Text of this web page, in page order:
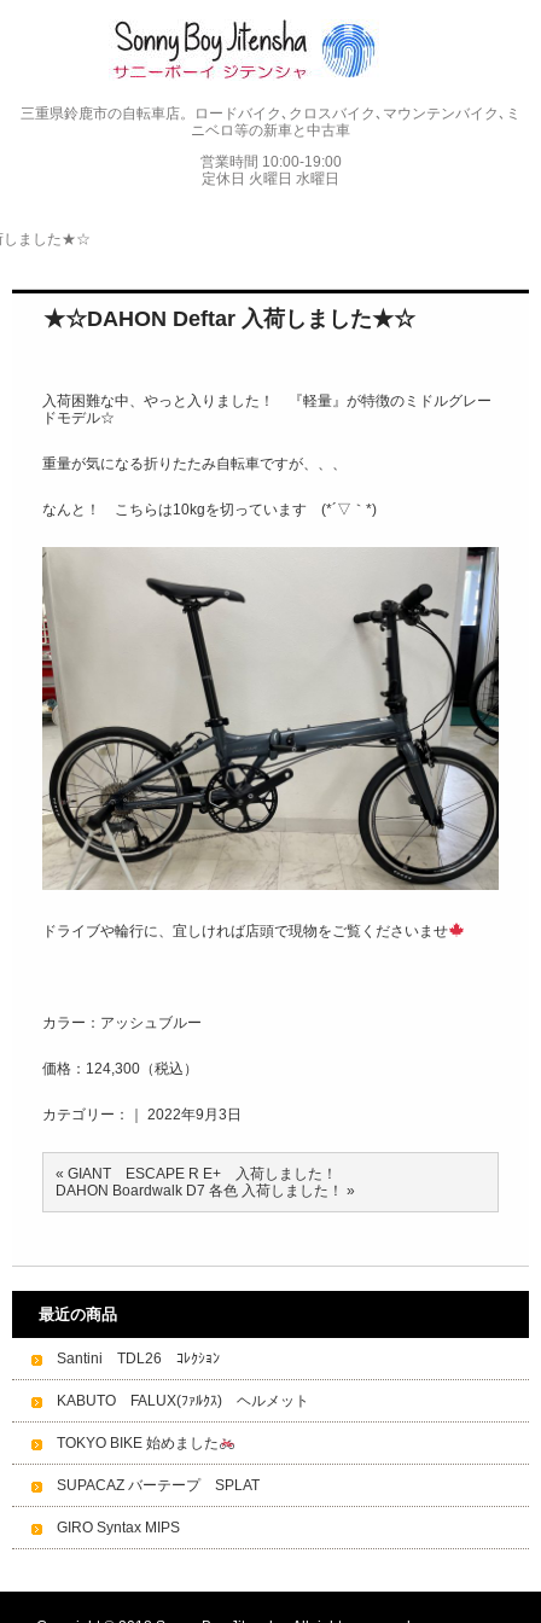
三重県鈴鹿市の自転車店。ロードバイク､クロスバイク､マウンテンバイク､ミ
ニベロ等の新車と中古車
営業時間 10:00-19:00
定休日 火曜日 水曜日
しました★☆
★☆DAHON Deftar 入荷しました★☆
入荷困難な中、やっと入りました！ 『軽量』が特徴のミドルグレー
ドモデル☆
重量が気になる折りたたみ自転車ですが、、、
なんと！ こちらは10kgを切っています (*´▽｀*)
ドライブや輪行に、宜しければ店頭で現物をご覧くださいませ
カラー：アッシュブルー
価格：124,300（税込）
カテゴリー：｜ 2022年9月3日
« GIANT ESCAPE R E+ 入荷しました！
DAHON Boardwalk D7 各色 入荷しました！ »
最近の商品
Santini TDL26 ｺﾚｸｼｮﾝ
KABUTO FALUX(ﾌｧﾙｸｽ) ヘルメット
TOKYO BIKE 始めました
SUPACAZ バーテープ SPLAT
GIRO Syntax MIPS